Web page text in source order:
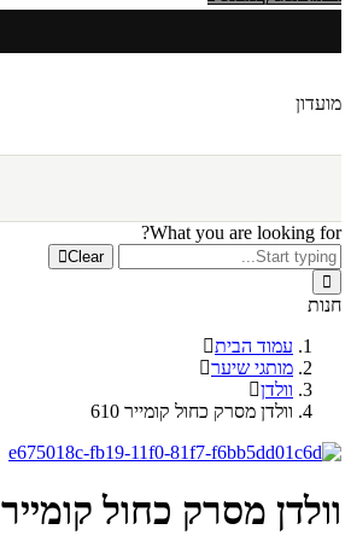
מועדון
What you are looking for?
Clear
חנות
עמוד הבית
מותגי שיער
וולדן
וולדן מסרק כחול קומייר 610
וולדן מסרק כחול קומייר 610